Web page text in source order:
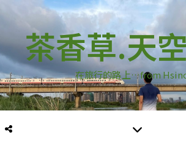
茶香草.天
在旅行的路上…from